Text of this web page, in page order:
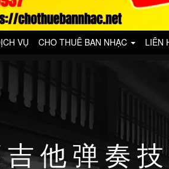
VỤ CHO THUÊ BAN NHẠC LIÊN
吉他弹奏